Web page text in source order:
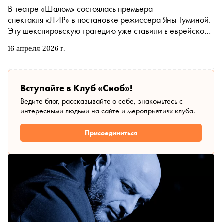
слушать словами
16 апреля 2026 г.
В театре «Шалом» состоялась премьера
спектакля «ЛИР» в постановке режиссера Яны Туминой.
Эту шекспировскую трагедию уже ставили в еврейском
Государственном еврейском театре (ГОСЕТ)
отца выходил исполнил художественный руководитель
ГОСЕТа Соломон Михоэлс. Рассказываем о человеке,
чья судьба оказалась не менее драматичной, чем
шекспировская трагедия
Вступайте в Клуб «Сноб»!
Ведите блог, рассказывайте о себе, знакомьтесь с
интересными людьми на сайте и мероприятиях клуба.
Присоединиться